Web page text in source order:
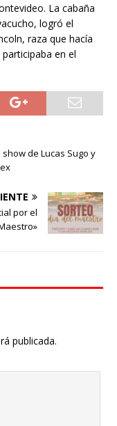
La cabaña
logró el
raza que hacía
en el
show de Lucas Sugo y
por el
publicada.